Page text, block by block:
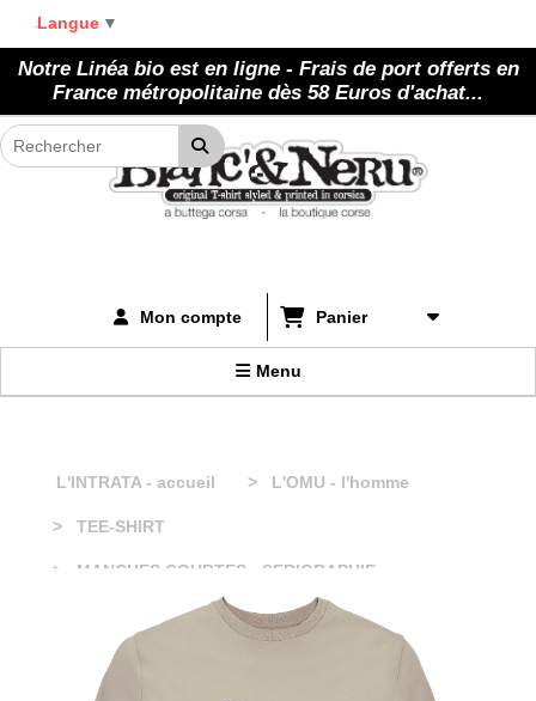
Notre Linéa bio est en ligne - Frais de port offerts en
France métropolitaine dès 58 Euros d'achat...
Mon compte Panier
Menu
L'INTRATA - accueil L'OMU - l'homme
TEE-SHIRT
MANCHES COURTES - SERIGRAPHIE
TEE-SHIRT MAIO MIXTE BIO - Libertà
Langue ▼